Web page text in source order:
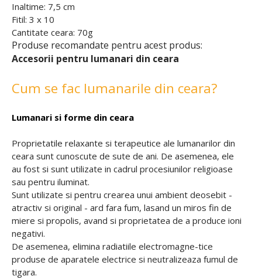
Inaltime: 7,5 cm
Fitil: 3 x 10
Cantitate ceara: 70g
Produse recomandate pentru acest produs:
Accesorii pentru lumanari din ceara
Cum se fac lumanarile din ceara?
Lumanari si forme din ceara
Proprietatile relaxante si terapeutice ale lumanarilor din
ceara sunt cunoscute de sute de ani. De asemenea, ele
au fost si sunt utilizate in cadrul procesiunilor religioase
sau pentru iluminat.
Sunt utilizate si pentru crearea unui ambient deosebit -
atractiv si original - ard fara fum, lasand un miros fin de
miere si propolis, avand si proprietatea de a produce ioni
negativi.
De asemenea, elimina radiatiile electromagne-tice
produse de aparatele electrice si neutralizeaza fumul de
tigara.